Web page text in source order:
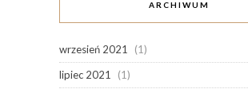
ARCHIWUM
wrzesień 2021
(1)
lipiec 2021
(1)